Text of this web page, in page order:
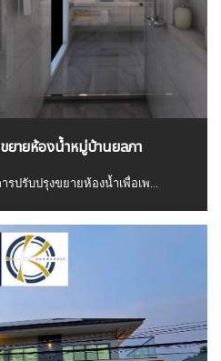
ยายห้องน้ำหมู่บ้านยลภา
รปรับปรุงขยายห้องน้ำเพื่อเพ...